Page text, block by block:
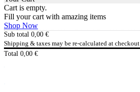
Cart is empty.
Fill your cart with amazing items
Shop Now
Sub total 0,00 €
Shipping & taxes may be re-calculated at checkout
Total 0,00 €